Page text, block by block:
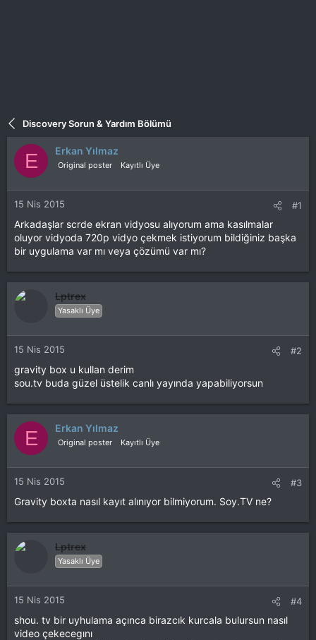
Discovery Sorun & Yardım Bölümü
E Erkan Yılmaz
Original poster Kayıtlı Üye
15 Nis 2015 #1
Arkadaşlar scrde ekran vidyosu alıyorum ama kasılmalar
oluyor vidyoda 720p vidyo çekmek istiyorum bildiğiniz başka
bir uygulama var mı veya çözümü var mı?
Lptrex
Yasaklı Üye
15 Nis 2015 #2
gravity box u kullan derim
sou.tv buda güzel üstelik canlı yayında yapabiliyorsun
E Erkan Yılmaz
Original poster Kayıtlı Üye
15 Nis 2015 #3
Gravity boxta nasıl kayıt alınıyor bilmiyorum. Soy.TV ne?
Lptrex
Yasaklı Üye
15 Nis 2015 #4
shou. tv bir uyhulama açınca birazcık kurcala bulursun nasıl
video çekecegını